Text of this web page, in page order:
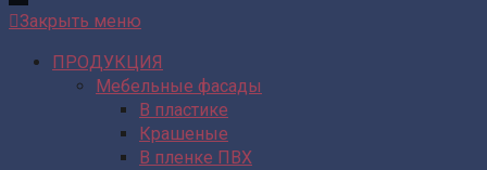
Закрыть меню
ПРОДУКЦИЯ
Мебельные фасады
В пластике
Крашеные
В пленке ПВХ